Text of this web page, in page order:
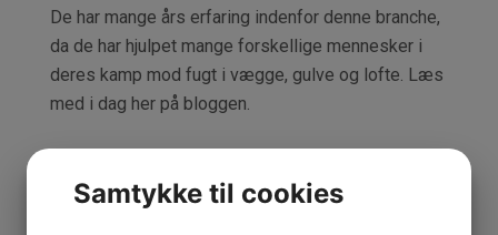
De har mange års erfaring indenfor denne branche,
da de har hjulpet mange forskellige mennesker i
deres kamp mod fugt i vægge, gulve og lofte. Læs
med i dag her på bloggen.
er din fjende
Samtykke til cookies